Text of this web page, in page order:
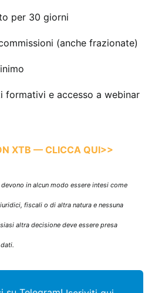
per 30 giorni
(anche frazionate)
formativi e accesso a webinar
XTB — CLICCA QUI>>
in alcun modo essere intesi come
fiscali o di altra natura e nessuna
altra decisione deve essere presa